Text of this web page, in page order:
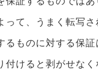
て、うまく転写さ
るものに対する保
付けると剥がせなく